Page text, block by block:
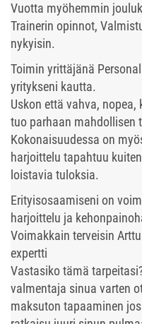
Vuotta myöhemmin
Trainerin opinnot,
nykyisin.
Toimin yrittäjänä
yritykseni kautta.
Uskon että vahva,
tuo parhaan mahdollisen
Kokonaisuudessa on
harjoittelu tapahtuu
loistavia tuloksia.
Erityisosaamiseni on
harjoittelu ja
Voimakkain terveisin
expertti
Vastasiko tämä
valmentaja sinua varten
maksuton tapaaminen